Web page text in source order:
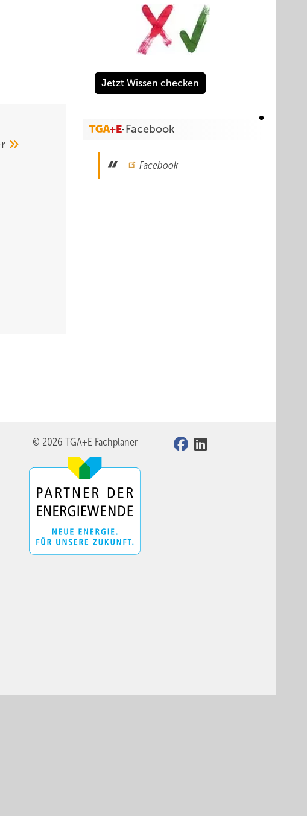
Jetzt Wissen checken
Facebook
Facebook
© 2026 TGA+E Fachplaner